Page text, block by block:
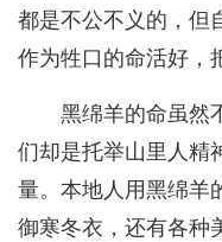
都是不公不义的，但
作为牲口的命活好，
黑绵羊的命虽然
们却是托举山里人精
量。本地人用黑绵羊
御寒冬衣，还有各种